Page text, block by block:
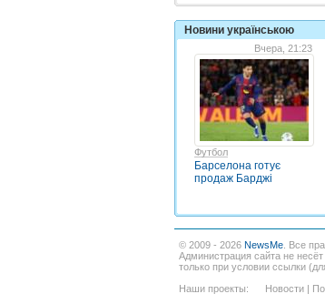
Новини українською
Вчера, 21:23
Футбол
Барселона готує
продаж Барджі
© 2009 - 2026 NewsMe . Все
Администрация сайта не
только при условии ссылки
Наши проекты:
Новости |